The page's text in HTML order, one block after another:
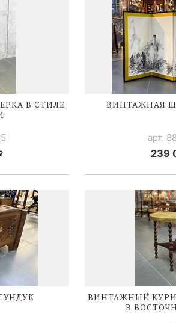
В СТИЛЕ
ВИНТАЖНАЯ
арт.
239
ВИНТАЖНЫЙ
В